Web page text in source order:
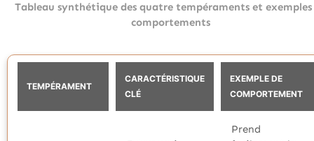
Tableau synthétique des quatre tempéraments et exemples
comportements
TEMPÉRAMENT
CARACTÉRISTIQUE
CLÉ
EXEMPLE DE
COMPORTEMENT
Prend